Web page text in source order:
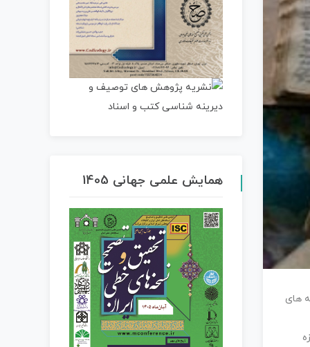
های
همایش علمی جهانی 1405